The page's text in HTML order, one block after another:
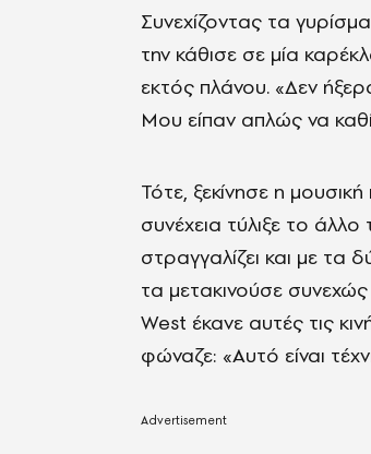
Συνεχίζοντας τα
την κάθισε σε μία
εκτός πλάνου. «Δεν
Μου είπαν απλώς να
Τότε, ξεκίνησε η
συνέχεια τύλιξε το
στραγγαλίζει και με τα
τα μετακινούσε
West έκανε αυτές τις
φώναζε: «Αυτό είναι